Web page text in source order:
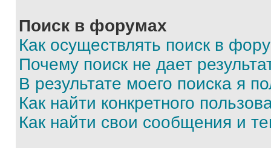
Поиск в форумах
Как осуществлять поиск в
Почему поиск не дает
В результате моего поиска я
Как найти конкретного
Как найти свои сообщения и